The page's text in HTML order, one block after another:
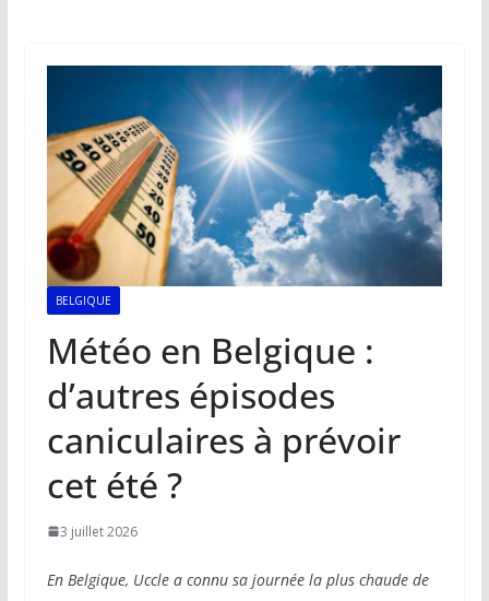
BELGIQUE
Météo en Belgique :
d’autres épisodes
caniculaires à prévoir
cet été ?
3 juillet 2026
En Belgique, Uccle a connu sa journée la plus chaude de